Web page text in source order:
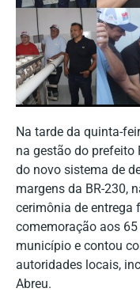
Na tarde da quinta-
na gestão do prefeito
do novo sistema de
margens da BR-230,
cerimônia de entrega
comemoração aos
município e contou
autoridades locais,
Abreu.